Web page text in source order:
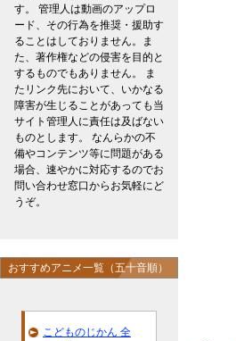
す。 管理人は動画のアップロ
ード、その行為を推奨・援助す
ることはしておりません。ま
た、著作権などの侵害を目的と
するものでもありません。 ま
たリンク先において、いかなる
障害が生じることがあっても当
サイト管理人に責任は及ばない
ものとします。 なんらかの不
備やコンテンツ等に問題がある
場合、速やかに対応するのでお
問い合わせ窓口からお気軽にど
うぞ。
おすすめアニメ一覧（五十音順）
こどものじかん 全